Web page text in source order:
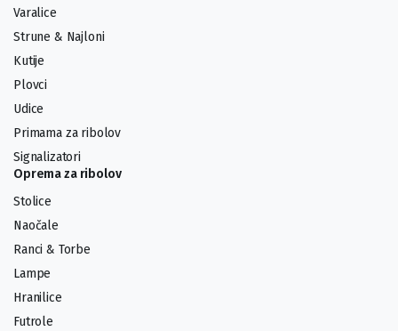
Varalice
Strune & Najloni
Kutije
Plovci
Udice
Primama za ribolov
Signalizatori
Oprema za ribolov
Stolice
Naočale
Ranci & Torbe
Lampe
Hranilice
Futrole